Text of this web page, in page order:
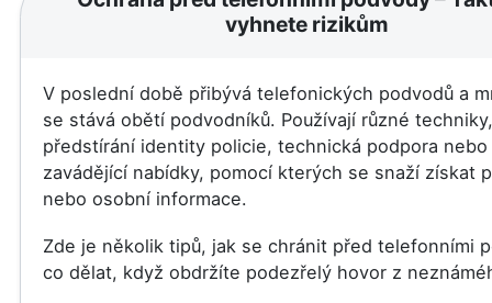
vyhnete rizikům
V poslední době přibývá telefonických podvodů a
se stává obětí podvodníků. Používají různé
předstírání identity policie, technická podpora nebo
zavádějící nabídky, pomocí kterých se snaží získat
nebo osobní informace.
Zde je několik tipů, jak se chránit před telefonními
co dělat, když obdržíte podezřelý hovor z